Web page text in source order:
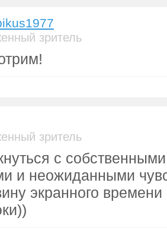
зритель
зритель
с
и неожиданными
экранного времени